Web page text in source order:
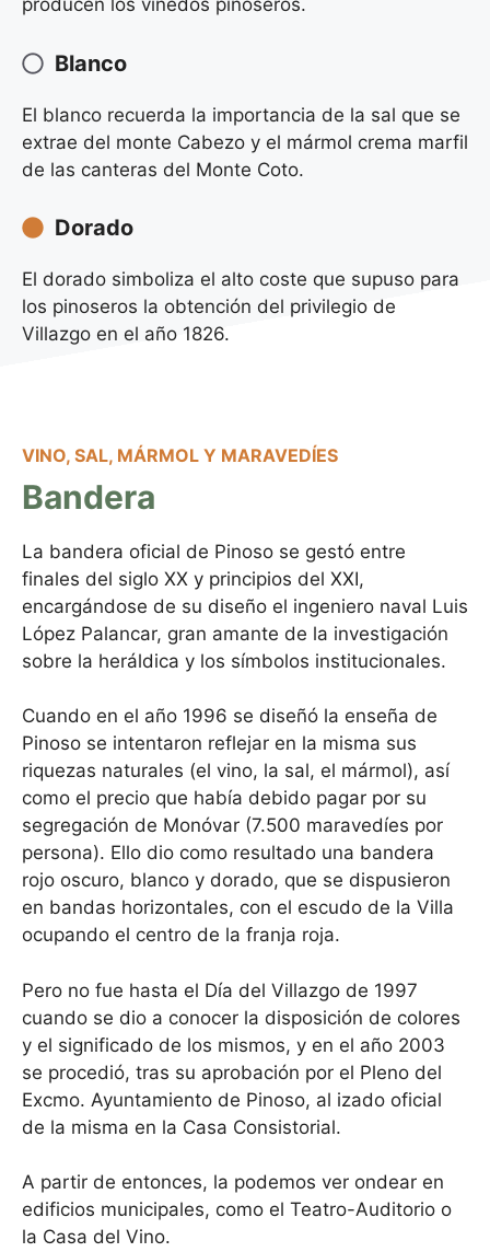
VINO, SAL, MÁRMOL Y MARAVEDÍES
Bandera
La bandera oficial de Pinoso se gestó entre
finales del siglo XX y principios del XXI,
encargándose de su diseño el ingeniero naval Luis
López Palancar, gran amante de la investigación
sobre la heráldica y los símbolos institucionales.
Cuando en el año 1996 se diseñó la enseña de
Pinoso se intentaron reflejar en la misma sus
riquezas naturales (el vino, la sal, el mármol), así
como el precio que había debido pagar por su
segregación de Monóvar (7.500 maravedíes por
persona). Ello dio como resultado una bandera
rojo oscuro, blanco y dorado, que se dispusieron
en bandas horizontales, con el escudo de la Villa
ocupando el centro de la franja roja.
Pero no fue hasta el Día del Villazgo de 1997
cuando se dio a conocer la disposición de colores
y el significado de los mismos, y en el año 2003
se procedió, tras su aprobación por el Pleno del
Excmo. Ayuntamiento de Pinoso, al izado oficial
de la misma en la Casa Consistorial.
A partir de entonces, la podemos ver ondear en
edificios municipales, como el Teatro-Auditorio o
la Casa del Vino.
producen los viñedos pinoseros.
Blanco
El blanco recuerda la importancia de la sal que se
extrae del monte Cabezo y el mármol crema marfil
de las canteras del Monte Coto.
Dorado
El dorado simboliza el alto coste que supuso para
los pinoseros la obtención del privilegio de
Villazgo en el año 1826.